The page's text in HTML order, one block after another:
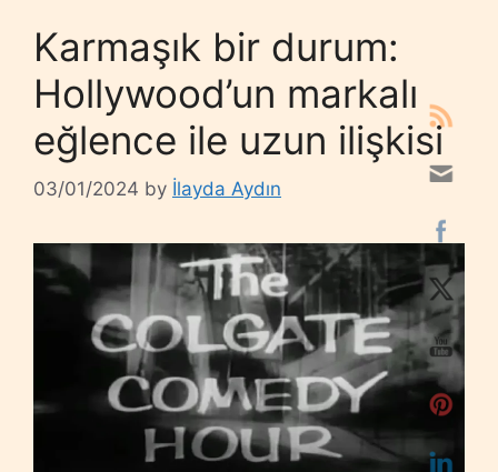
Karmaşık bir durum:
Hollywood’un markalı
eğlence ile uzun ilişkisi
03/01/2024 by İlayda Aydın